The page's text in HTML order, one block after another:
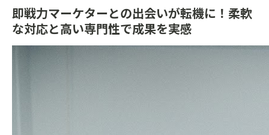
即戦力マーケターとの出会いが転機に！柔軟
な対応と高い専門性で成果を実感